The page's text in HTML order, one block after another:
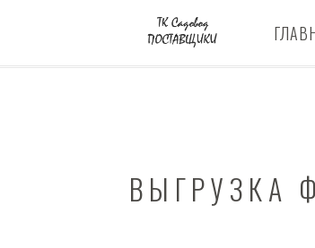
ВЫГРУЗКА